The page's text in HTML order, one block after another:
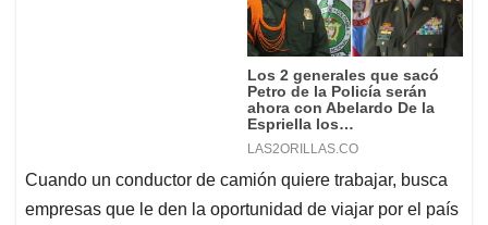
Cuando un conductor de camión quiere trabajar, busca
empresas que le den la oportunidad de viajar por el país